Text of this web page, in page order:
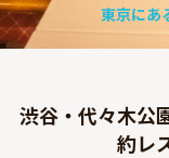
東京にあ
渋谷・代々木公
約レ